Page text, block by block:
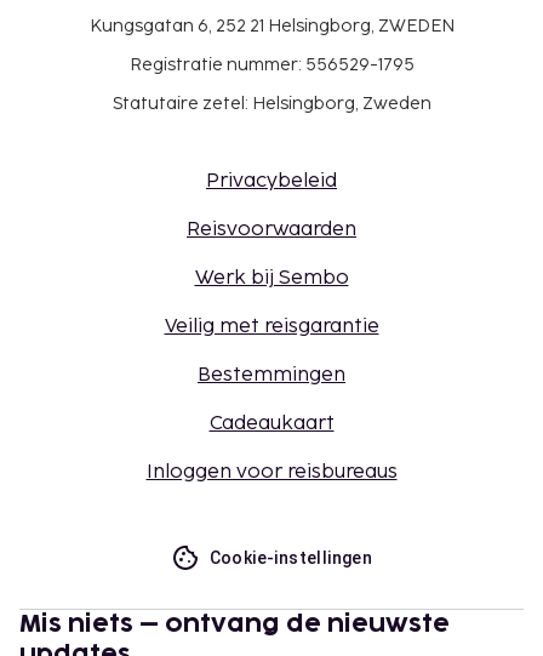
Kungsgatan 6, 252 21 Helsingborg, ZWEDEN
Registratie nummer: 556529-1795
Statutaire zetel: Helsingborg, Zweden
Privacybeleid
Reisvoorwaarden
Werk bij Sembo
Veilig met reisgarantie
Bestemmingen
Cadeaukaart
Inloggen voor reisbureaus
Cookie-instellingen
Mis niets – ontvang de nieuwste